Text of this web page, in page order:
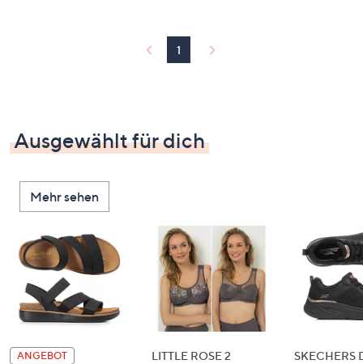
1
Ausgewählt für dich
Mehr sehen
ANGEBOT
LITTLE ROSE 2
SKECHERS